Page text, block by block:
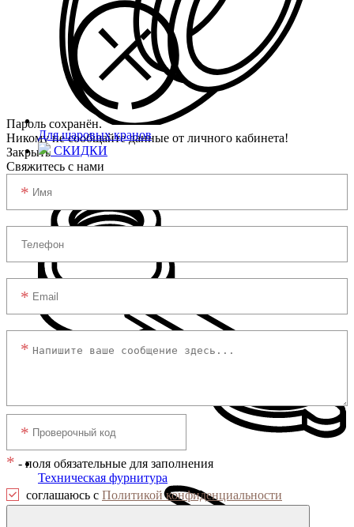
Для шаровых кранов
СКИДКИ
Техническая фурнитура
Пароль сохранён.
Никому не сообщайте данные от личного кабинета!
Закрыть
Свяжитесь с нами
* - поля обязательные для заполнения
соглашаюсь с Политикой конфиденциальности